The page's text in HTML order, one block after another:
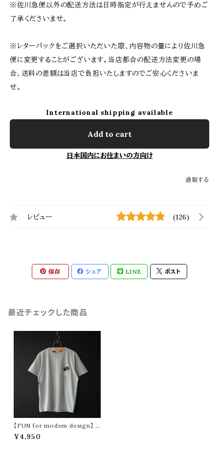
※佐川急便以外の配送方法は日時指定が行えませんので予めご
了承くださいませ。
※レターパックをご選択いただいた際、内容物の量により佐川急
便に変更することがございます。当店都合の配送方法変更の場
合、送料の差額は当店で負担いたしますのでご安心くださいま
せ。
International shipping available
Add to cart
日本国内にお住まいの方向け
通報する
レビュー (126)
保存 シェア LINE ポスト
最近チェックした商品
【FUN for modem design】 B
est Day! tee (gray)
¥4,950